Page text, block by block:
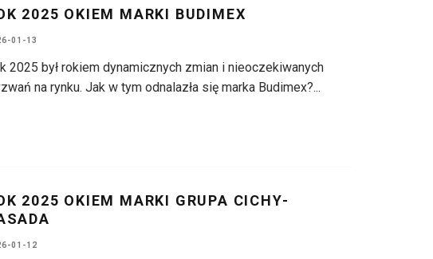
2025 OKIEM MARKI BUDIMEX
01-13
2025 był rokiem dynamicznych zmian i nieoczekiwanych
na rynku. Jak w tym odnalazła się marka Budimex?...
2025 OKIEM MARKI GRUPA CICHY-
01-12